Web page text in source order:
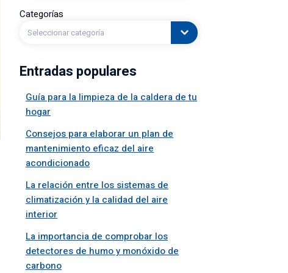
Categorías
Seleccionar categoría
Entradas populares
Guía para la limpieza de la caldera de tu
hogar
Consejos para elaborar un plan de
mantenimiento eficaz del aire
acondicionado
La relación entre los sistemas de
climatización y la calidad del aire
interior
La importancia de comprobar los
detectores de humo y monóxido de
carbono